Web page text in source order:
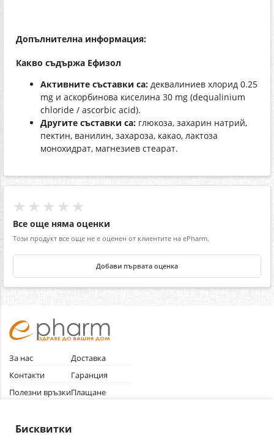
Допълнителна информация:
Какво съдържа Ефизол
Активните съставки са: деквалиниев хлорид 0.25
mg и аскорбинова киселина 30 mg (dequalinium
chloride / ascorbic acid).
Другите съставки са: глюкоза, захарин натрий,
пектин, ванилин, захароза, какао, лактоза
монохидрат, магнезиев стеарат.
★★★★★
Все още няма оценки
Този продукт все още не е оценен от клиентите на ePharm.
Добави първата оценка
За нас
Контакти
Полезни връзки
Общи условия
Доставка
Гаранция
Плащане
Бисквитки